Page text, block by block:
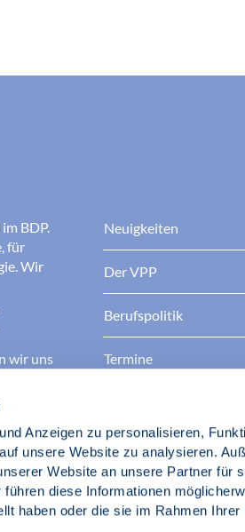
Anzeigen zu personalisieren,
unsere Website zu analysieren.
Website an unsere Partner für
diese Informationen
haben oder die sie im Rahmen
BDP.
für
Wir
wir uns
im
Neuigkeiten
Der VPP
Berufspolitik
Termine